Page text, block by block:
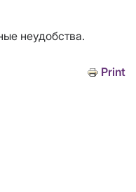
неудобства.
Print